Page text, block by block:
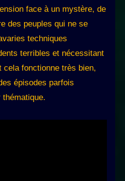
face à un mystère, de
des peuples qui ne se
techniques
terribles et nécessitant
cela fonctionne très bien,
épisodes parfois
thématique.